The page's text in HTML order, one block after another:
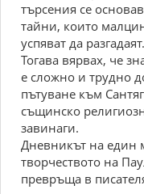
търсения се
тайни, които
успяват да разгадаят.
Тогава вярвах, че
е сложно и трудно
пътуване към
същинско
завинаги.
Дневникът на един
творчеството на
превръща в